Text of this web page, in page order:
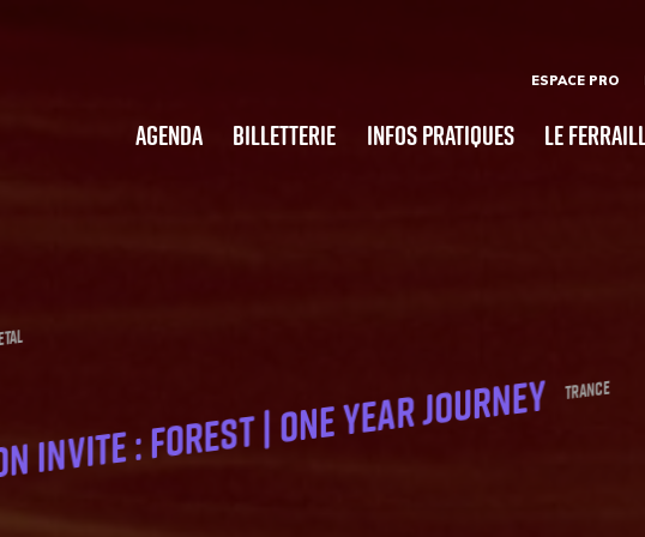
ESPACE PRO
Agenda Billetterie Infos pratiques Le
: FOREST | One Year Journey Trance